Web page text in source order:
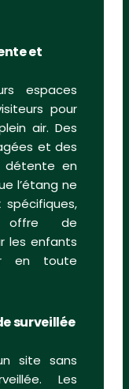
et
espaces
pour
air. Des
et des
détente en
l’étang ne
offre de
les enfants
en toute
surveillée
site sans
Les